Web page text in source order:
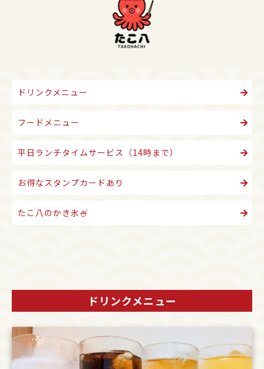
ドリンクメニュー
フードメニュー
平日ランチタイムサービス（14時まで）
お得なスタンプカードあり
たこ八のかき氷🍧
ドリンクメニュー